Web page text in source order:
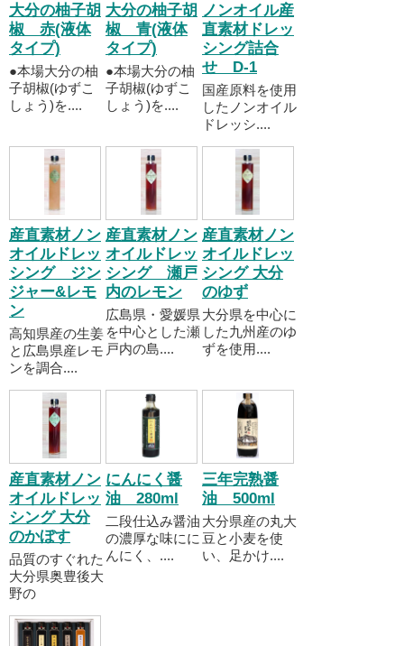
大分の柚子胡
椒 赤(液体
タイプ)
●本場大分の柚
子胡椒(ゆずこ
しょう)を....
大分の柚子胡
椒 青(液体
タイプ)
●本場大分の柚
子胡椒(ゆずこ
しょう)を....
ノンオイル産
直素材ドレッ
シング詰合
せ D-1
国産原料を使用
したノンオイル
ドレッシ....
産直素材ノン
オイルドレッ
シング ジン
ジャー&レモ
ン
高知県産の生姜
と広島県産レモ
ンを調合....
産直素材ノン
オイルドレッ
シング 瀬戸
内のレモン
広島県・愛媛県
を中心とした瀬
戸内の島....
産直素材ノン
オイルドレッ
シング 大分
のゆず
大分県を中心に
した九州産のゆ
ずを使用....
産直素材ノン
オイルドレッ
シング 大分
のかぼす
品質のすぐれた
大分県奥豊後大
野の
にんにく醤
油 280ml
二段仕込み醤油
の濃厚な味にに
んにく、....
三年完熟醤
油 500ml
大分県産の丸大
豆と小麦を使
い、足かけ....